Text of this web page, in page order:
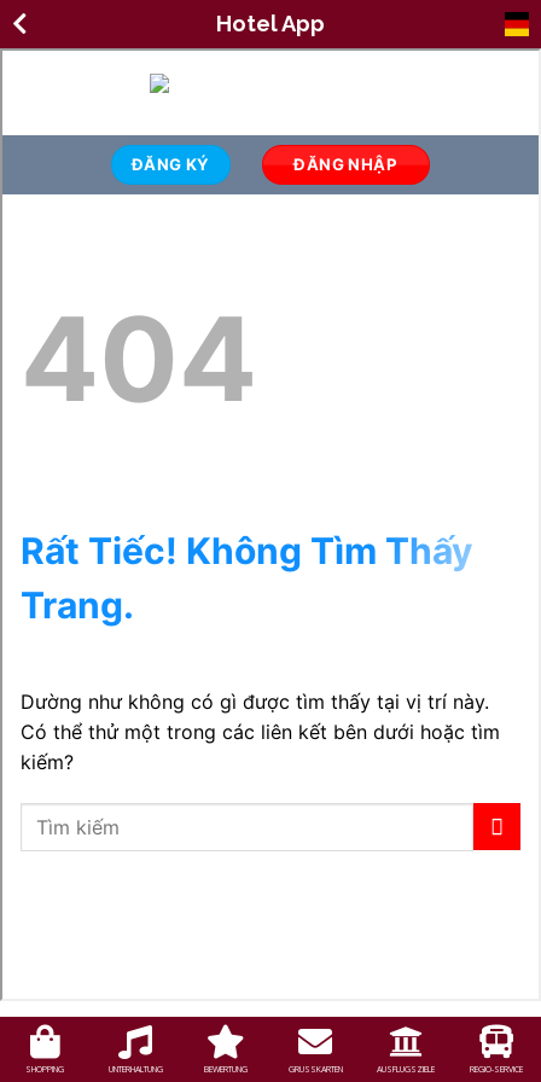
Hotel App
SHOPPING UNTERHALTUNG BEWERTUNG GRUSSKARTEN AUSFLUGSZIELE REGIO-SERVICE